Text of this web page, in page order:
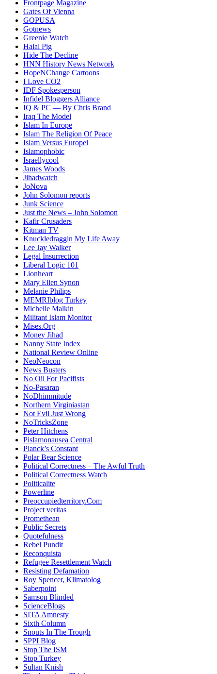
Frontpage Magazine
Gates Of Vienna
GOPUSA
Gotnews
Greenie Watch
Halal Pig
Hide The Decline
HNN History News Network
HopeNChange Cartoons
I Love CO2
IDF Spokesperson
Infidel Bloggers Alliance
IQ & PC — By Chris Brand
Iraq The Model
Islam In Europe
Islam The Religion Of Peace
Islam Versus Europel
Islamophobic
Israellycool
James Woods
Jihadwatch
JoNova
John Solomon reports
Junk Science
Just the News – John Solomon
Kafir Crusaders
Kitman TV
Knuckledraggin My Life Away
Lee Jay Walker
Legal Insurrection
Liberal Logic 101
Lionheart
Mary Ellen Synon
Melanie Philips
MEMRIblog Turkey
Michelle Malkin
Militant Islam Monitor
Mises.Org
Money Jihad
Nanny State Index
National Review Online
NeoNeocon
News Busters
No Oil For Pacifists
No-Pasaran
NoDhimmitude
Northern Virginiastan
Not Evil Just Wrong
NoTricksZone
Peter Hitchens
Pislamonausea Central
Planck’s Constant
Polar Bear Science
Political Correctness – The Awful Truth
Political Correctness Watch
Politicalite
Powerline
Preoccupiedterritory.Com
Project veritas
Promethean
Public Secrets
Quotefulness
Rebel Pundit
Reconquista
Refugee Resettlement Watch
Resisting Defamation
Roy Spencer, Klimatolog
Saberpoint
Samson Blinded
ScienceBlogs
SITA Amnesty
Sixth Column
Snouts In The Trough
SPPI Blog
Stop The ISM
Stop Turkey
Sultan Knish